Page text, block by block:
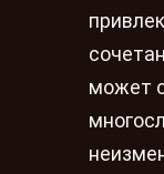
может